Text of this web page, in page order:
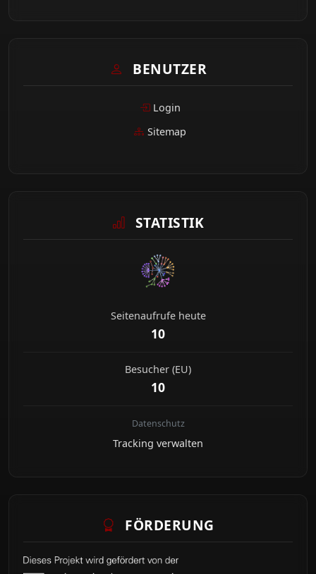
BENUTZER
Login
Sitemap
STATISTIK
Seitenaufrufe heute
10
Besucher (EU)
10
Datenschutz
Tracking verwalten
FÖRDERUNG